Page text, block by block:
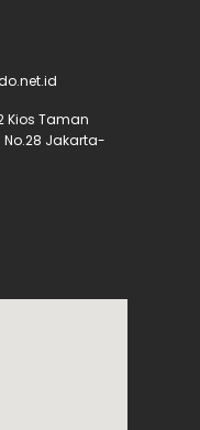
Kios Taman
No.28 Jakarta-